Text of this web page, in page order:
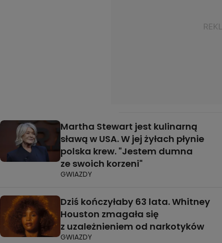
Martha Stewart jest kulinarną
sławą w USA. W jej żyłach płynie
polska krew. "Jestem dumna
ze swoich korzeni"
GWIAZDY
Dziś kończyłaby 63 lata. Whitney
Houston zmagała się
z uzależnieniem od narkotyków
GWIAZDY